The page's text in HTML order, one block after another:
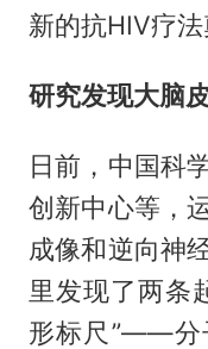
新的抗HIV疗法
研究发现大脑
日前，中国科
创新中心等，
成像和逆向神
里发现了两条
形标尺”——分